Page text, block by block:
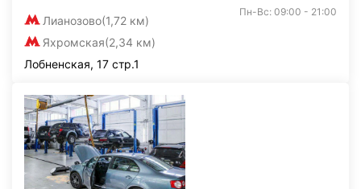
Лианозово(1,72 км)
Яхромская(2,34 км)
Пн-Вс: 09:00 - 21:00
Лобненская, 17 стр.1